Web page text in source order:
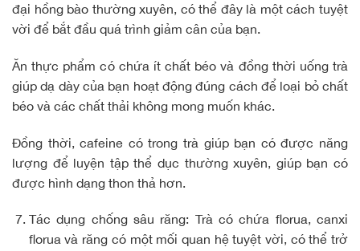
đại hồng bào thường xuyên, có thể đây là một cách tuyệt
vời để bắt đầu quá trình giảm cân của bạn.
Ăn thực phẩm có chứa ít chất béo và đồng thời uống trà
giúp dạ dày của bạn hoạt động đúng cách để loại bỏ chất
béo và các chất thải không mong muốn khác.
Đồng thời, cafeine có trong trà giúp bạn có được năng
lượng để luyện tập thể dục thường xuyên, giúp bạn có
được hình dạng thon thả hơn.
Tác dụng chống sâu răng: Trà có chứa florua, canxi
florua và răng có một mối quan hệ tuyệt vời, có thể trở